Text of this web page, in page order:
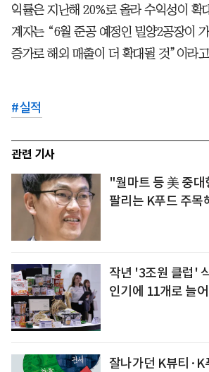
익률은 지난해 20%로 올라 수익성이 확
계자는 “6월 준공 예정인 밀양2공장이
증가로 해외 매출이 더 확대될 것”이라
#실적
관련 기사
"월마트 등 美 중대
팔리는 K푸드 주목
작년 '3조원 클럽'
인기에 11개로 늘어
잘나가던 K뷰티·K